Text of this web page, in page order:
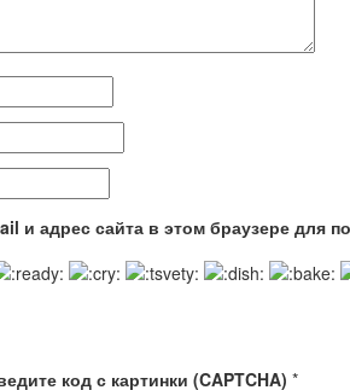
и адрес сайта в этом браузере для
код с картинки (CAPTCHA) *